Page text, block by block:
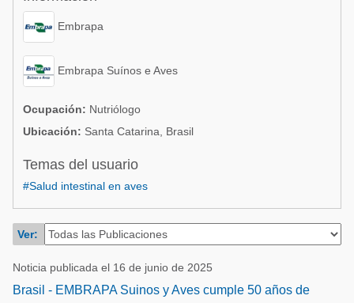
Acuacultura
Micotoxinas
Avicultura
Comunidades en portugués
Micotoxinas
Avicultura
Porcicultura
Ganadería
Lechería
Embrapa
Embrapa Suínos e Aves
Ocupación: Nutriólogo
Ubicación: Santa Catarina, Brasil
Temas del usuario
#Salud intestinal en aves
Ver:
Noticia publicada el 16 de junio de 2025
Brasil - EMBRAPA Suinos y Aves cumple 50 años de